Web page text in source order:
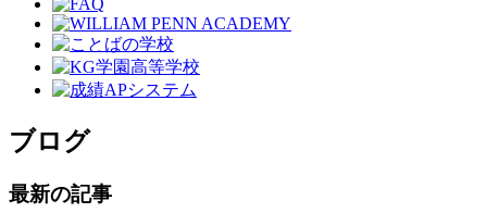
ブログ
最新の記事